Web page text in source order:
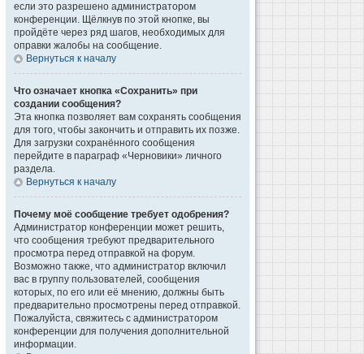
если это разрешено администратором
конференции. Щёлкнув по этой кнопке, вы
пройдёте через ряд шагов, необходимых для
оправки жалобы на сообщение.
Вернуться к началу
Что означает кнопка «Сохранить» при
создании сообщения?
Эта кнопка позволяет вам сохранять сообщения
для того, чтобы закончить и отправить их позже.
Для загрузки сохранённого сообщения
перейдите в параграф «Черновики» личного
раздела.
Вернуться к началу
Почему моё сообщение требует одобрения?
Администратор конференции может решить,
что сообщения требуют предварительного
просмотра перед отправкой на форум.
Возможно также, что администратор включил
вас в группу пользователей, сообщения
которых, по его или её мнению, должны быть
предварительно просмотрены перед отправкой.
Пожалуйста, свяжитесь с администратором
конференции для получения дополнительной
информации.